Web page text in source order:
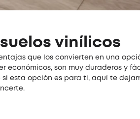
vinílicos
que los convierten en una
económicos, son muy duraderos y
si esta opción es para ti, aquí te